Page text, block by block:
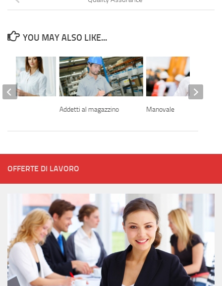
YOU MAY ALSO LIKE...
Addetti al magazzino Manovale
OFFERTE DI LAVORO